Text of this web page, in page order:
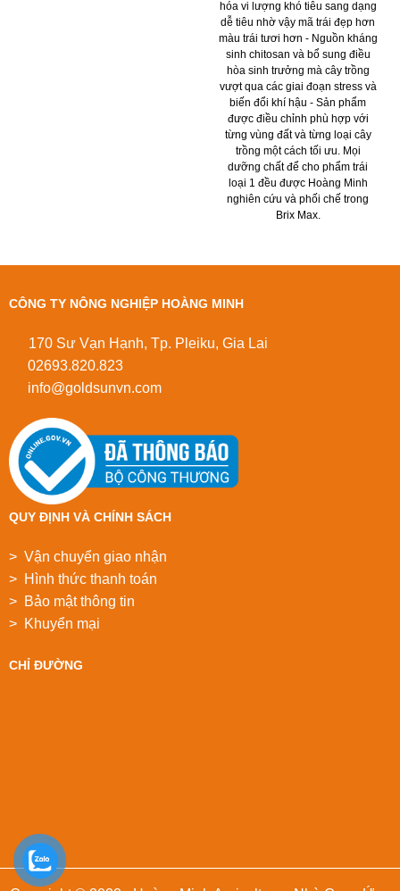
hóa vi lượng khó tiêu sang dạng
dễ tiêu nhờ vậy mã trái đẹp hơn
màu trái tươi hơn - Nguồn kháng
sinh chitosan và bổ sung điều
hòa sinh trưởng mà cây trồng
vượt qua các giai đoạn stress và
biến đổi khí hậu - Sản phẩm
được điều chỉnh phù hợp với
từng vùng đất và từng loại cây
trồng một cách tối ưu. Mọi
dưỡng chất để cho phẩm trái
loại 1 đều được Hoàng Minh
nghiên cứu và phối chế trong
Brix Max.
CÔNG TY NÔNG NGHIỆP HOÀNG MINH
170 Sư Vạn Hạnh, Tp. Pleiku, Gia Lai
02693.820.823
info@goldsunvn.com
QUY ĐỊNH VÀ CHÍNH SÁCH
> Vận chuyển giao nhận
> Hình thức thanh toán
> Bảo mật thông tin
> Khuyển mại
CHỈ ĐƯỜNG